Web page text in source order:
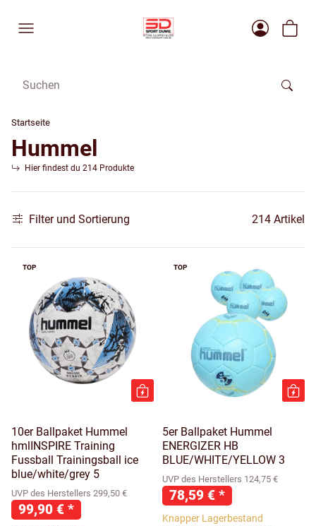
Startseite
Hummel
Hier findest du 214 Produkte
Filter und Sortierung 214 Artikel
TOP
10er Ballpaket Hummel
hmlINSPIRE Training
Fussball Trainingsball ice
blue/white/grey 5
UVP des Herstellers 299,50 €
99,90 € *
TOP
5er Ballpaket Hummel
ENERGIZER HB
BLUE/WHITE/YELLOW 3
UVP des Herstellers 124,75 €
78,59 € *
Knapper Lagerbestand